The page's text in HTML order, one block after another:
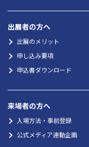
出展者の方へ
出展のメリット
申し込み要項
申込書ダウンロード
来場者の方へ
入場方法・事前登録
公式メディア連動企画